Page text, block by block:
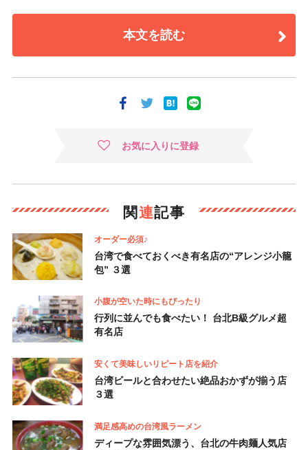
本文を読む
お気に入りに登録
関連記事
オーダー必須♪
台湾で食べておくべき有名店の“アレンジ小籠
包” ３選
小腹が空いた時にもぴったり
行列に並んでも食べたい！ 台北B級グルメ超
有名店
安くて美味しいリピート店を紹介
台湾ビールと合わせたい絶品おかずが揃う店
３選
満足感高めの台湾風ラーメン
ディープな雰囲気漂う、台北の牛肉麺人気店